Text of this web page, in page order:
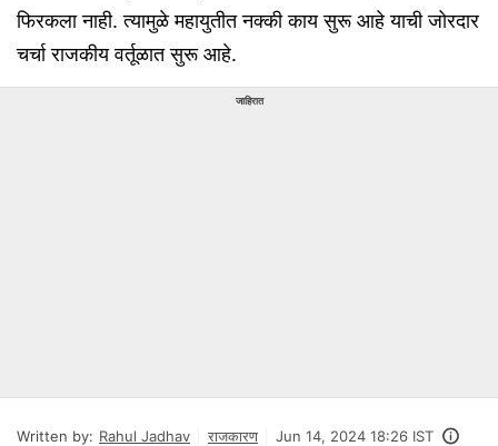
फिरकला नाही. त्यामुळे महायुतीत नक्की काय सुरू आहे याची जोरदार
चर्चा राजकीय वर्तूळात सुरू आहे.
जाहिरात
Written by: Rahul Jadhav राजकारण Jun 14, 2024 18:26 IST